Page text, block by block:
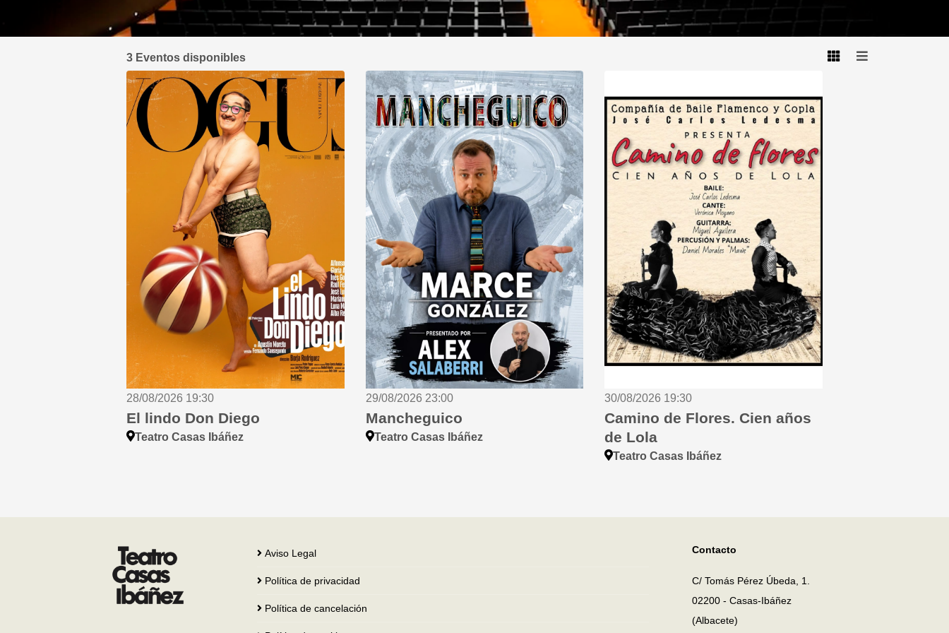
3 Eventos disponibles
28/08/2026 19:30
El lindo Don Diego
Teatro Casas Ibáñez
29/08/2026 23:00
Mancheguico
Teatro Casas Ibáñez
30/08/2026 19:30
Camino de Flores. Cien años
de Lola
Teatro Casas Ibáñez
Aviso Legal
Política de privacidad
Política de cancelación
Contacto
C/ Tomás Pérez Úbeda, 1.
02200 - Casas-Ibáñez
(Albacete)